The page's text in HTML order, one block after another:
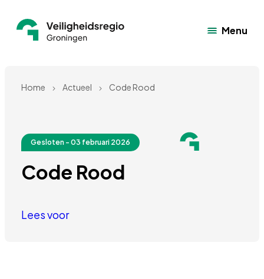
Menu
Home Actueel Code Rood
Gesloten - 03 februari 2026
Code Rood
Lees voor